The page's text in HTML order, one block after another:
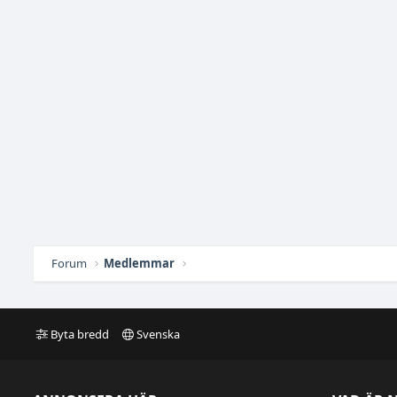
Forum Medlemmar
Byta bredd Svenska